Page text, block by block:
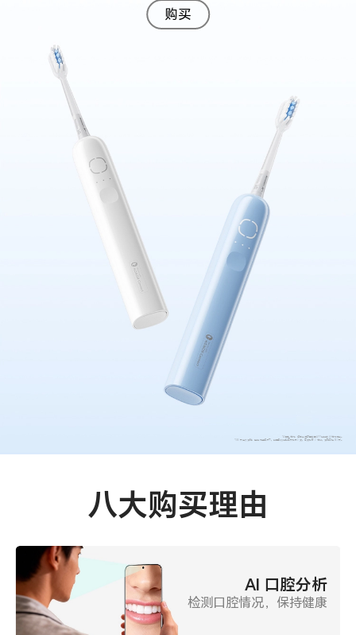
购买
*AI 口腔分析：请在荣耀智慧空间 APP 中体验 AI 分析功能。
*180 天持久续航：电池满电情况下，使用敏感档位每天刷牙 2 次，每次刷牙 2 分钟，续航可达 180 天。
八大购买理由
AI 口腔分析
检测口腔情况，保持健康